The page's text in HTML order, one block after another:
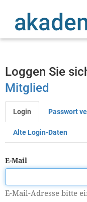
Inhalt
Loggen Sie
Mitglied
Primäre
Reiter
Login Passwort
Alte Login-Daten
E-Mail
E-Mail-Adresse bitte